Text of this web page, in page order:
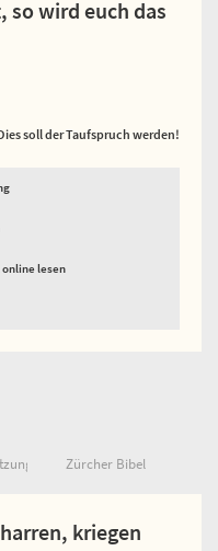
so wird euch das
soll der Taufspruch werden!
online lesen
Zürcher Bibel
kriegen